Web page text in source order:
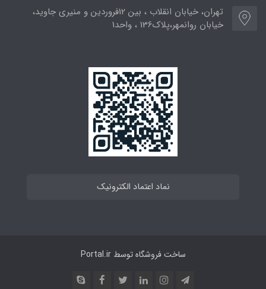
تهران، خیابان انقلاب ، بین 12فروردین و منیری جاوید،
خیابان روانمهر،پلاک136 ، واحد1
نماد اعتماد الکترونیک
ساخت فروشگاه توسطPortal.ir